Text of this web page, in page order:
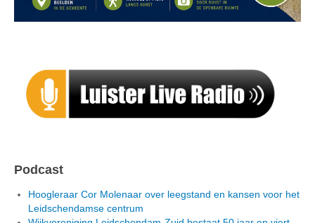
Podcast
Hoogleraar Cor Molenaar over leegstand en kansen voor het
Leidschendamse centrum